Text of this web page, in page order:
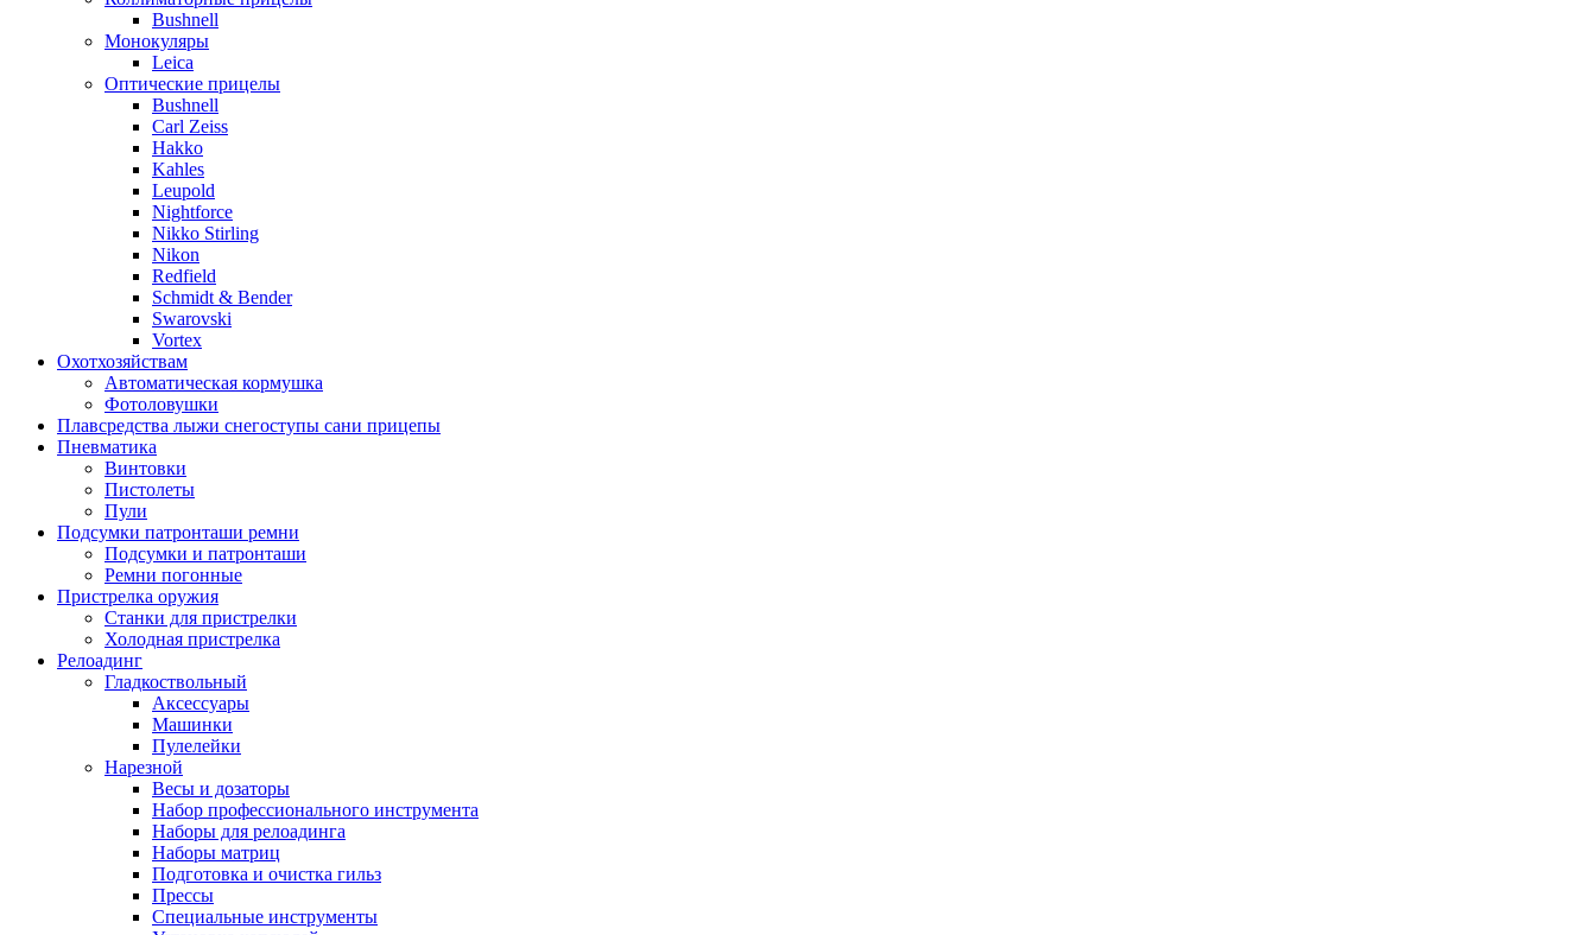
Bushnell
Монокуляры
Leica
Оптические прицелы
Bushnell
Carl Zeiss
Hakko
Kahles
Leupold
Nightforce
Nikko Stirling
Nikon
Redfield
Schmidt & Bender
Swarovski
Vortex
Охотхозяйствам
Автоматическая кормушка
Фотоловушки
Плавсредства лыжи снегоступы сани прицепы
Пневматика
Винтовки
Пистолеты
Пули
Подсумки патронташи ремни
Подсумки и патронташи
Ремни погонные
Пристрелка оружия
Станки для пристрелки
Холодная пристрелка
Релоадинг
Гладкоствольный
Аксессуары
Машинки
Пулелейки
Нарезной
Весы и дозаторы
Набор профессионального инструмента
Наборы для релоадинга
Наборы матриц
Подготовка и очистка гильз
Прессы
Специальные инструменты